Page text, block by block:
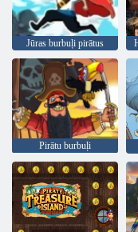
Jūras burbuļi pirātus
Pirātu burbuļi